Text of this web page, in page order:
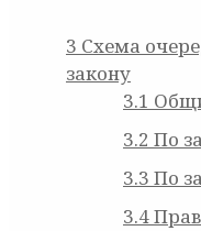
3 Схема
закону
3.1
3.2 По
3.3 По
3.4